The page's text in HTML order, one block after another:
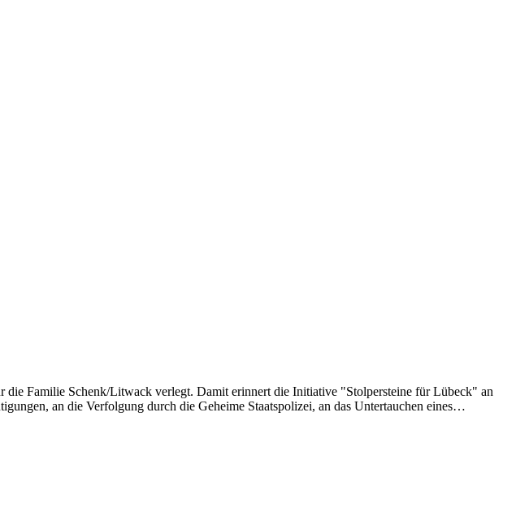
die Familie Schenk/Litwack verlegt. Damit erinnert die Initiative "Stolpersteine für Lübeck" an
an die Verfolgung durch die Geheime Staatspolizei, an das Untertauchen eines…